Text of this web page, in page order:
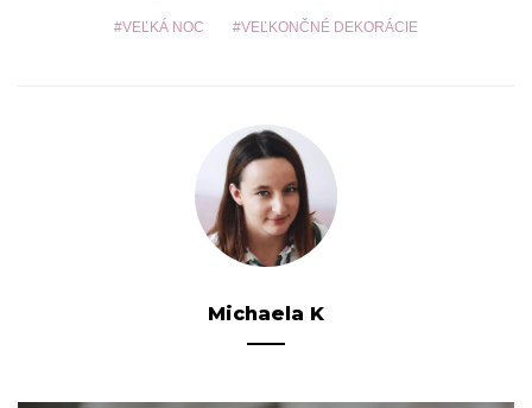
VEĽKÁ NOC VEĽKONČNÉ DEKORÁCIE
Michaela K